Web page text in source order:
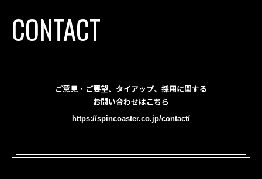
CONTACT
ご意見・ご要望、タイアップ、採用に関する
お問い合わせはこちら
https://spincoaster.co.jp/contact/